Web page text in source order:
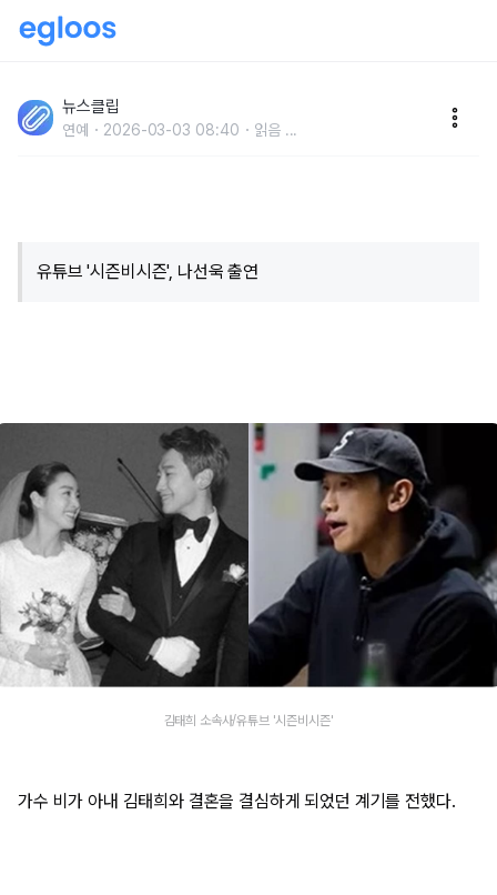
와 결혼 결심하게 된 결정적인 이유
뉴스클립
연예 2026-03-03 08:40 읽음 ...
유튜브 '시즌비시즌', 나선욱 출연
김태희 소속사/유튜브 '시즌비시즌'
가수 비가 아내 김태희와 결혼을 결심하게 되었던 계기를 전했다.